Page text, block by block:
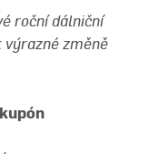
roční dálniční
výrazné změně